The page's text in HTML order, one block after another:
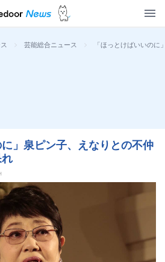
> 芸能総合ニュース > 「ほっとけばいいの
に」泉ピン子、えなりとの不仲